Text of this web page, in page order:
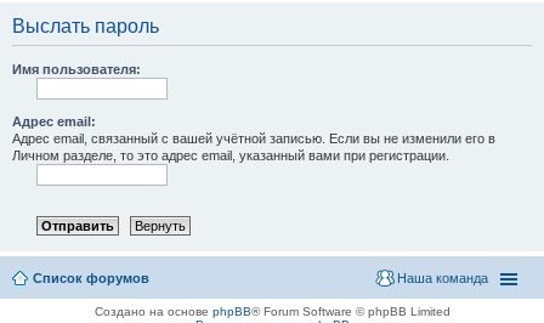
Выслать пароль
Имя пользователя:
Адрес email:
Адрес email, связанный с вашей учётной записью. Если вы не изменили его в
Личном разделе, то это адрес email, указанный вами при регистрации.
Список форумов Наша команда
Создано на основе phpBB® Forum Software © phpBB Limited